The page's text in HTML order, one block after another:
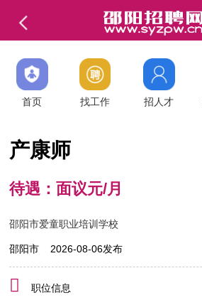
首页 找工作 招人才
产康师
待遇：面议元/月
邵阳市爱童职业培训学校
邵阳市 2026-08-06发布
职位信息